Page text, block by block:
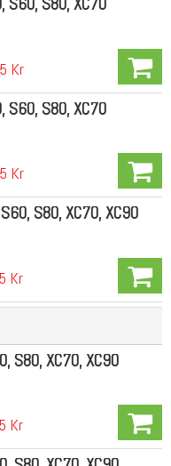
Kr
S60, S80, XC70
Kr
S80, XC70, XC90
Kr
S80, XC70, XC90
Kr